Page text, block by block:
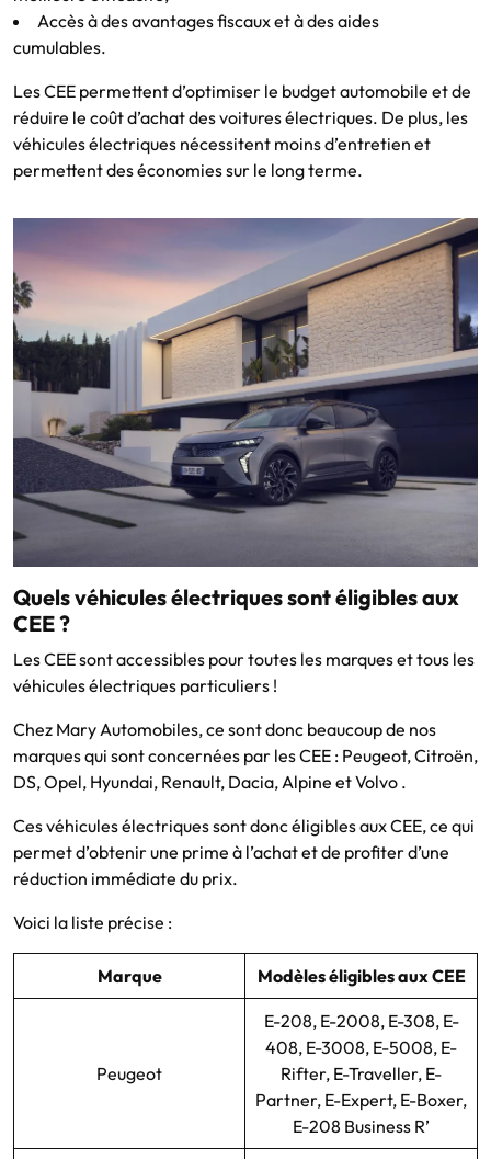
Accès à des avantages fiscaux et à des aides
cumulables.
Les CEE permettent d’optimiser le budget automobile et de
réduire le coût d’achat des voitures électriques. De plus, les
véhicules électriques nécessitent moins d’entretien et
permettent des économies sur le long terme.
Quels véhicules électriques sont éligibles aux
CEE ?
Les CEE sont accessibles pour toutes les marques et tous les
véhicules électriques particuliers !
Chez Mary Automobiles, ce sont donc beaucoup de nos
marques qui sont concernées par les CEE : Peugeot, Citroën,
DS, Opel, Hyundai, Renault, Dacia, Alpine et Volvo .
Ces véhicules électriques sont donc éligibles aux CEE, ce qui
permet d’obtenir une prime à l’achat et de profiter d’une
réduction immédiate du prix.
Voici la liste précise :
Marque Modèles éligibles aux CEE
Peugeot
E-208, E-2008, E-308, E-
408, E-3008, E-5008, E-
Rifter, E-Traveller, E-
Partner, E-Expert, E-Boxer,
E-208 Business R’